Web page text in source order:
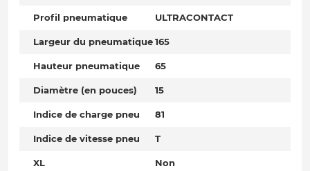
Profil pneumatique ULTRACONTACT
Largeur du pneumatique165
Hauteur pneumatique 65
Diamètre (en pouces) 15
Indice de charge pneu 81
Indice de vitesse pneu T
XL Non